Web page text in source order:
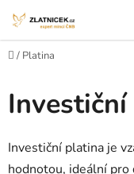
Domů
/ Platina
Investiční platina je
hodnotou, ideální pro